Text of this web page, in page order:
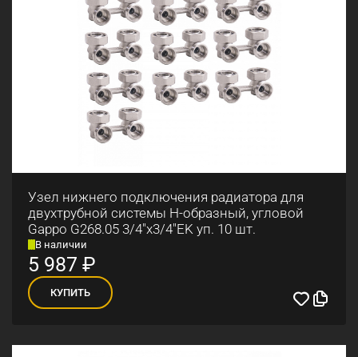
Узел нижнего подключения радиатора для
двухтрубной системы Н-образный, угловой
Gappo G268.05 3/4"х3/4"EK уп. 10 шт.
В наличии
5 987 ₽
КУПИТЬ